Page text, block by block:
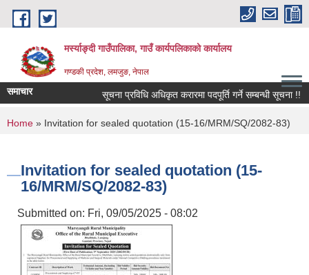
Skip to main content
मर्स्याङ्दी गाउँपालिका, गाउँ कार्यपलिकाको कार्यालय
गण्डकी प्रदेश, लमजुङ, नेपाल
समाचार सूचना प्रविधि अधिकृत करारमा पदपूर्ति गर्ने सम्बन्धी सूचना !!
You are here
Home » Invitation for sealed quotation (15-16/MRM/SQ/2082-83)
Invitation for sealed quotation (15-
16/MRM/SQ/2082-83)
Submitted on: Fri, 09/05/2025 - 08:02